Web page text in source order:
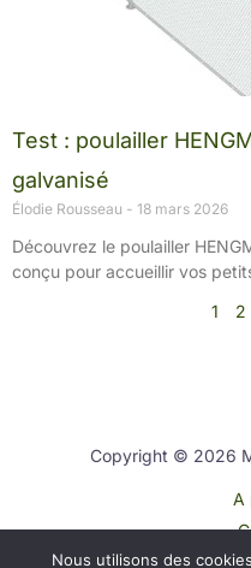
Test : poulailler
galvanisé
Élodie Rousseau 18 mars 2026
Découvrez le poulailler
conçu pour accueillir vos
1
2
Copyright © 2026
A
Nous utilisons des